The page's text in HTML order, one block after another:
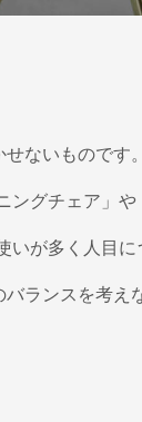
ないものです
グチェア」
が多く人目
ランスを考え